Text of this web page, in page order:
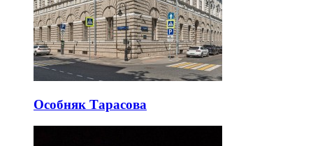
Особняк Тарасова